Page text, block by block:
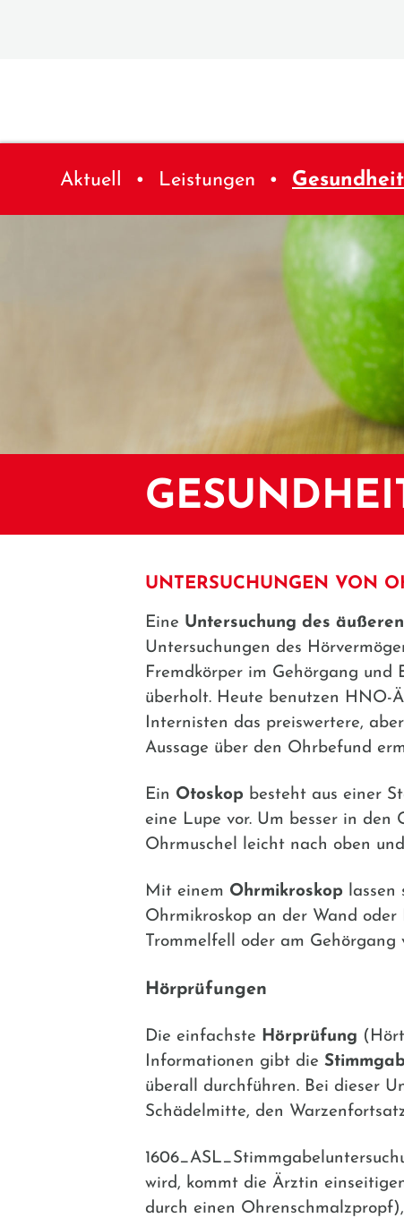
Aktuell Leistungen
UNTERSUCHUNGEN VON
Eine Untersuchung des
Untersuchungen des
Fremdkörper im Gehörgang und
überholt. Heute benutzen HNO-
Internisten das preiswertere,
Aussage über den Ohrbefund
Ein Otoskop besteht aus einer
eine Lupe vor. Um besser in den
Ohrmuschel leicht nach oben
Mit einem Ohrmikroskop
Ohrmikroskop an der Wand
Trommelfell oder am Gehörgang
Hörprüfungen
Die einfachste Hörprüfung
Informationen gibt die
überall durchführen. Bei dieser
Schädelmitte, den
wird, kommt die Ärztin
durch einen